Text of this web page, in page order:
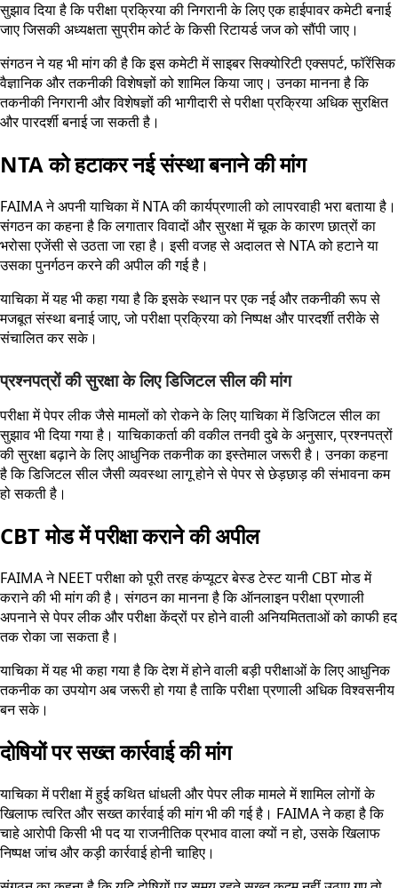
सुझाव दिया है कि परीक्षा प्रक्रिया की निगरानी के लिए एक हाईपावर कमेटी बनाई
जाए जिसकी अध्यक्षता सुप्रीम कोर्ट के किसी रिटायर्ड जज को सौंपी जाए।
संगठन ने यह भी मांग की है कि इस कमेटी में साइबर सिक्योरिटी एक्सपर्ट, फॉरेंसिक
वैज्ञानिक और तकनीकी विशेषज्ञों को शामिल किया जाए। उनका मानना है कि
तकनीकी निगरानी और विशेषज्ञों की भागीदारी से परीक्षा प्रक्रिया अधिक सुरक्षित
और पारदर्शी बनाई जा सकती है।
NTA को हटाकर नई संस्था बनाने की मांग
FAIMA ने अपनी याचिका में NTA की कार्यप्रणाली को लापरवाही भरा बताया है।
संगठन का कहना है कि लगातार विवादों और सुरक्षा में चूक के कारण छात्रों का
भरोसा एजेंसी से उठता जा रहा है। इसी वजह से अदालत से NTA को हटाने या
उसका पुनर्गठन करने की अपील की गई है।
याचिका में यह भी कहा गया है कि इसके स्थान पर एक नई और तकनीकी रूप से
मजबूत संस्था बनाई जाए, जो परीक्षा प्रक्रिया को निष्पक्ष और पारदर्शी तरीके से
संचालित कर सके।
प्रश्नपत्रों की सुरक्षा के लिए डिजिटल सील की मांग
परीक्षा में पेपर लीक जैसे मामलों को रोकने के लिए याचिका में डिजिटल सील का
सुझाव भी दिया गया है। याचिकाकर्ता की वकील तनवी दुबे के अनुसार, प्रश्नपत्रों
की सुरक्षा बढ़ाने के लिए आधुनिक तकनीक का इस्तेमाल जरूरी है। उनका कहना
है कि डिजिटल सील जैसी व्यवस्था लागू होने से पेपर से छेड़छाड़ की संभावना कम
हो सकती है।
CBT मोड में परीक्षा कराने की अपील
FAIMA ने NEET परीक्षा को पूरी तरह कंप्यूटर बेस्ड टेस्ट यानी CBT मोड में
कराने की भी मांग की है। संगठन का मानना है कि ऑनलाइन परीक्षा प्रणाली
अपनाने से पेपर लीक और परीक्षा केंद्रों पर होने वाली अनियमितताओं को काफी हद
तक रोका जा सकता है।
याचिका में यह भी कहा गया है कि देश में होने वाली बड़ी परीक्षाओं के लिए आधुनिक
तकनीक का उपयोग अब जरूरी हो गया है ताकि परीक्षा प्रणाली अधिक विश्वसनीय
बन सके।
दोषियों पर सख्त कार्रवाई की मांग
याचिका में परीक्षा में हुई कथित धांधली और पेपर लीक मामले में शामिल लोगों के
खिलाफ त्वरित और सख्त कार्रवाई की मांग भी की गई है। FAIMA ने कहा है कि
चाहे आरोपी किसी भी पद या राजनीतिक प्रभाव वाला क्यों न हो, उसके खिलाफ
निष्पक्ष जांच और कड़ी कार्रवाई होनी चाहिए।